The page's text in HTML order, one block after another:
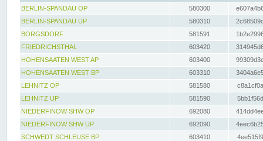
BERLIN-SPANDAU OP
580300
BERLIN-SPANDAU UP
580310
BORGSDORF
581591
FRIEDRICHSTHAL
603420
HOHENSAATEN WEST AP
603400
HOHENSAATEN WEST BP
603310
LEHNITZ OP
581580
LEHNITZ UP
581590
NIEDERFINOW SHW OP
692080
NIEDERFINOW SHW UP
692090
SCHWEDT SCHLEUSE BP
603410